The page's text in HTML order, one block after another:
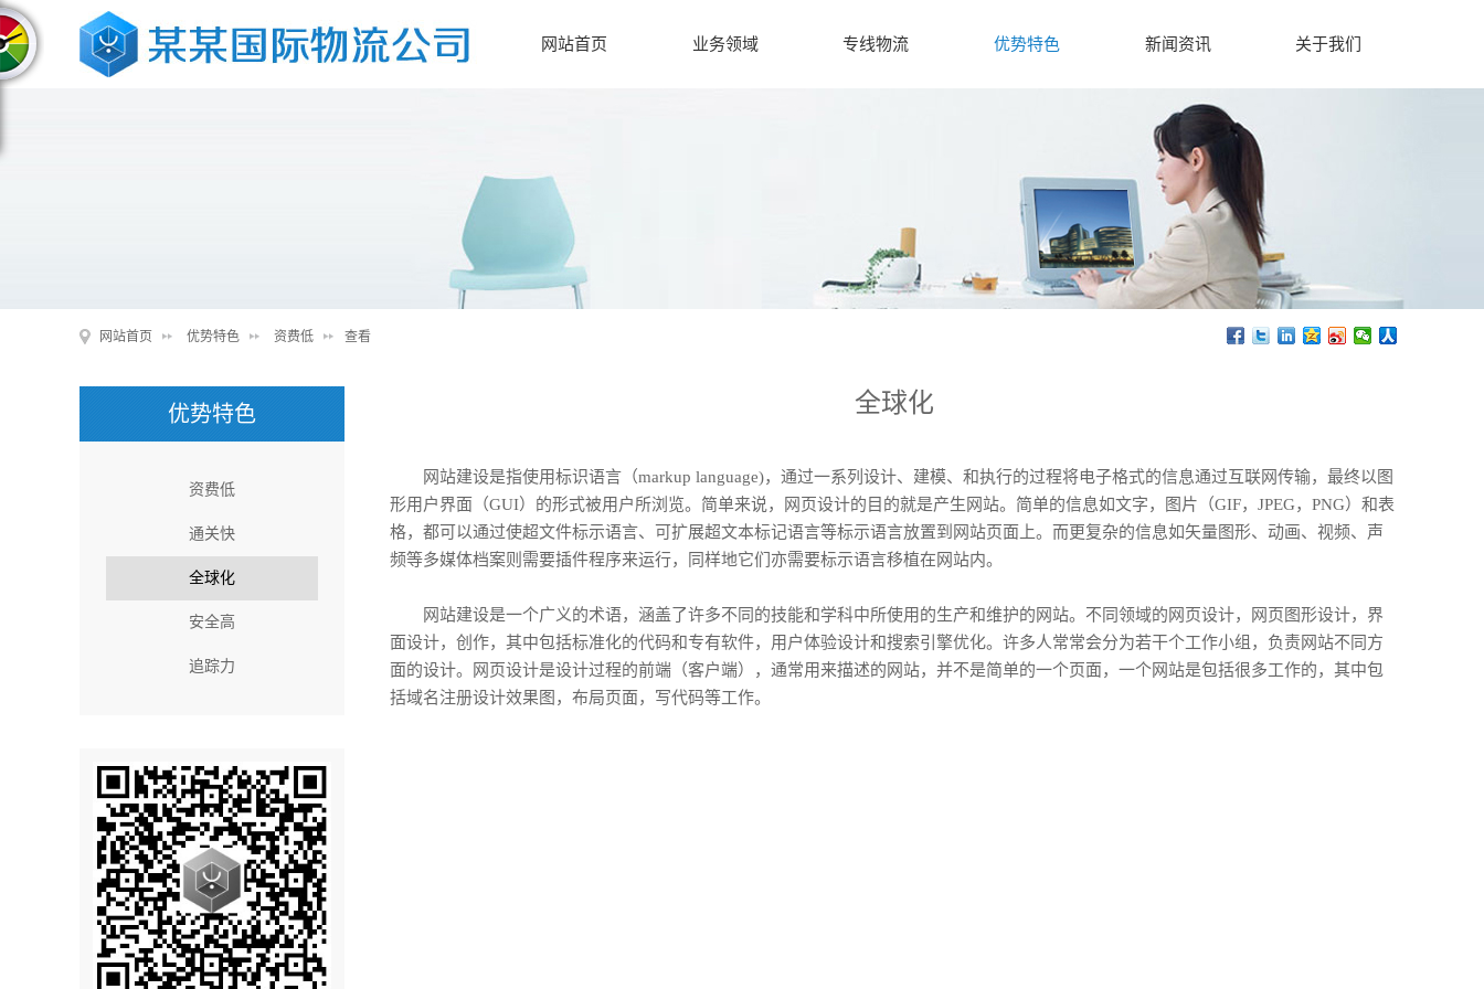
网站首页 业务领域 专线物流 优势特色 新闻资讯 关于我们
网站首页 优势特色 资费低 查看
优势特色
资费低
通关快
全球化
安全高
追踪力
全球化
网站建设是指使用标识语言（markup language)，通过一系列设计、建模、和执行的过程将电子格式的信息通过互联网传输，最终以图
形用户界面（GUI）的形式被用户所浏览。简单来说，网页设计的目的就是产生网站。简单的信息如文字，图片（GIF，JPEG，PNG）和表
格，都可以通过使超文件标示语言、可扩展超文本标记语言等标示语言放置到网站页面上。而更复杂的信息如矢量图形、动画、视频、声
频等多媒体档案则需要插件程序来运行，同样地它们亦需要标示语言移植在网站内。
网站建设是一个广义的术语，涵盖了许多不同的技能和学科中所使用的生产和维护的网站。不同领域的网页设计，网页图形设计，界
面设计，创作，其中包括标准化的代码和专有软件，用户体验设计和搜索引擎优化。许多人常常会分为若干个工作小组，负责网站不同方
面的设计。网页设计是设计过程的前端（客户端），通常用来描述的网站，并不是简单的一个页面，一个网站是包括很多工作的，其中包
括域名注册设计效果图，布局页面，写代码等工作。